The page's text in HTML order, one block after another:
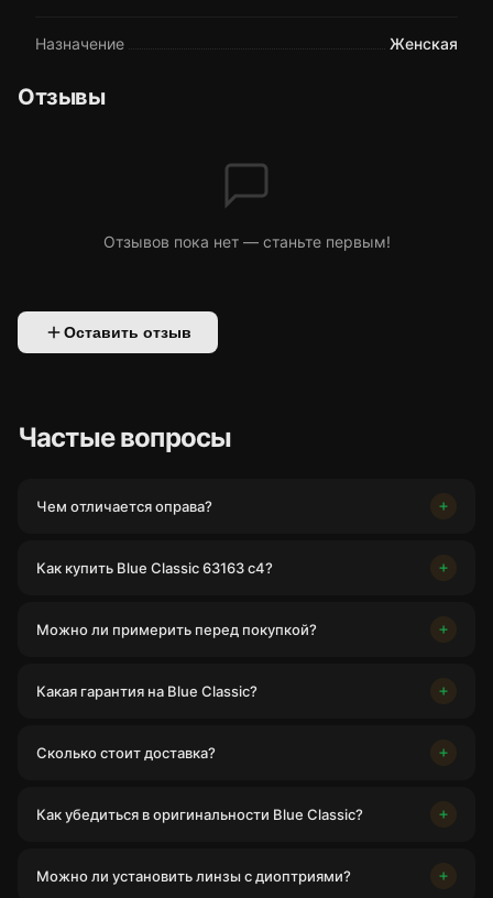
Назначение Женская
Отзывы
Отзывов пока нет — станьте первым!
Оставить отзыв
Частые вопросы
Чем отличается оправа?
Как купить Blue Classic 63163 c4?
Можно ли примерить перед покупкой?
Какая гарантия на Blue Classic?
Сколько стоит доставка?
Как убедиться в оригинальности Blue Classic?
Можно ли установить линзы с диоптриями?